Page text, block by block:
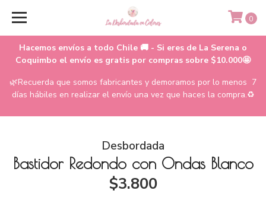
Hacemos envíos a todo Chile 🚚 - Si eres de La Serena o
Coquimbo el envío es gratis por compras sobre $10.000🤩
🌿Recuerda que somos fabricantes y demoramos por lo menos 7
días hábiles en realizar el envío una vez que haces la compra.♻️
0
Desbordada
Bastidor Redondo con Ondas Blanco
$3.800